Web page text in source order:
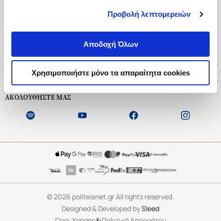
Προβολή λεπτομερειών
Αποδοχή Όλων
Χρησιμοποιήστε μόνο τα απαραίτητα cookies
Ασκληπιού 1-3, Αθήνα 106 79
Δευτέρα - Παρασκευή 09:00-21:00
Εξυπηρέτηση Πελατών
ΑΚΟΛΟΥΘΗΣΤΕ ΜΑΣ
©2026 politeianet.gr All rights reserved.
Designed & Developed bySleed